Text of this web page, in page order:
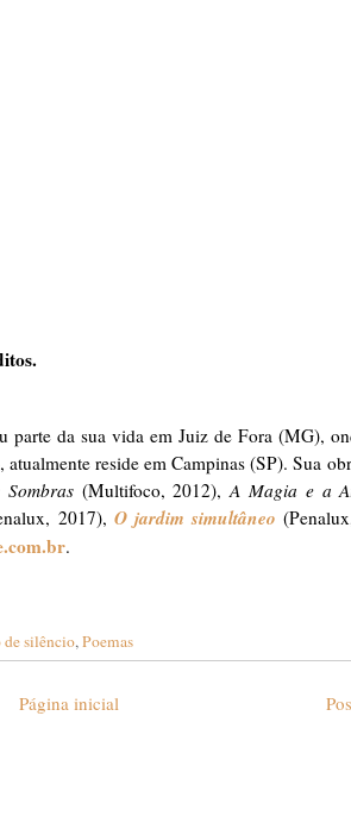
parte da sua vida em Juiz de Fora (MG),
reside em Campinas (SP). Sua
(Multifoco, 2012),A Magia e a
2017), O jardim simultâneo
.
de silêncio, Poemas
Página inicial